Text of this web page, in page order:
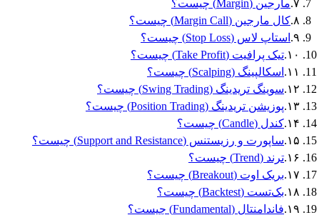
۷.مارجین (Margin) چیست؟
۸.کال مارجین (Margin Call) چیست؟
۹. استاپ لاس (Stop Loss) چیست؟
۱۰.تیک پرافیت (Take Profit) چیست؟
۱۱. اسکالپینگ (Scalping) چیست؟
۱۲.سوینگ تریدینگ (Swing Trading) چیست؟
۱۳.پوزیشن تریدینگ (Position Trading) چیست؟
۱۴.کندل (Candle) چیست؟
۱۵.ساپورت و رزیستنس (Support and Resistance) چیست؟
۱۶.ترند (Trend) چیست؟
۱۷.بریک اوت (Breakout) چیست؟
۱۸.بک‌تست (Backtest) چیست؟
۱۹.فاندامنتال (Fundamental) چیست؟